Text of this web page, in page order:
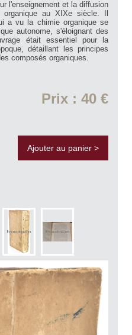
l'enseignement et la diffusion
au XIXe siècle. Il
a vu la chimie organique se
autonome, s'éloignant des
était essentiel pour la
détaillant les principes
composés organiques.
Prix : 40 €
Ajouter au panier >